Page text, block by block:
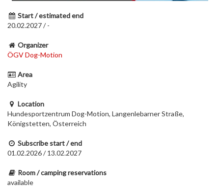
Start / estimated end
20.02.2027 / -
Organizer
ÖGV Dog-Motion
Area
Agility
Location
Hundesportzentrum Dog-Motion, Langenlebarner Straße,
Königstetten, Österreich
Subscribe start / end
01.02.2026 / 13.02.2027
Room / camping reservations
available